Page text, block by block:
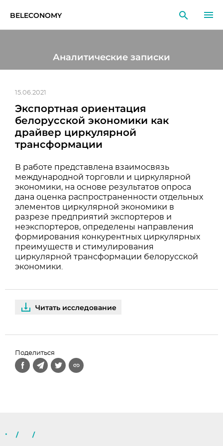
BELECONOMY
ИССЛЕДОВАНИЯ
ОБРАЗОВАНИЕ
СОБЫТИЯ
Аналитические записки
15.06.2021
Экспортная ориентация
белорусской экономики как
драйвер циркулярной
трансформации
В работе представлена взаимосвязь
международной торговли и циркулярной
экономики, на основе результатов опроса
дана оценка распространенности отдельных
элементов циркулярной экономики в
разрезе предприятий экспортеров и
неэкспортеров, определены направления
формирования конкурентных циркулярных
преимуществ и стимулирования
циркулярной трансформации белорусской
экономики.
Читать исследование
Поделиться
/ /